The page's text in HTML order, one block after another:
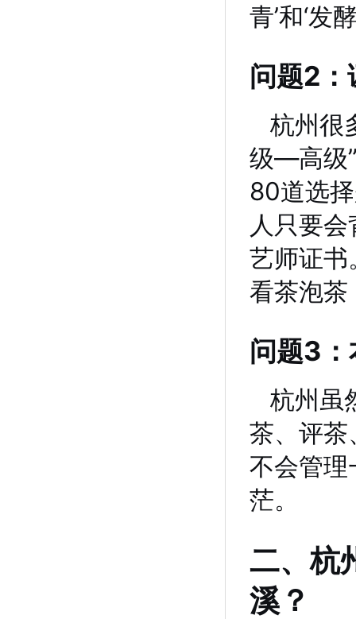
青’和‘发
问题2：
杭州很
级—高级
80道选
人只要
艺师证
看茶泡茶
问题3：
杭州虽
茶、评茶
不会管理
茫。
二、杭
溪？